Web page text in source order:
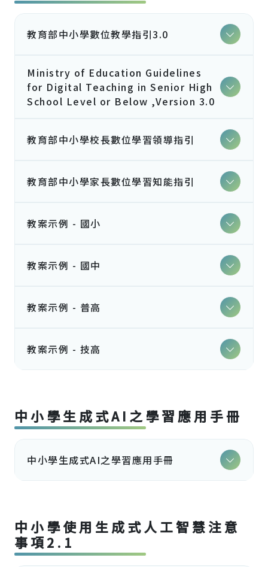
教育部中小學數位教學指引3.0
Ministry of Education Guidelines
for Digital Teaching in Senior High
School Level or Below ,Version 3.0
教育部中小學校長數位學習領導指引
教育部中小學家長數位學習知能指引
教案示例 - 國小
教案示例 - 國中
教案示例 - 普高
教案示例 - 技高
中小學生成式AI之學習應用手冊
中小學生成式AI之學習應用手冊
中小學使用生成式人工智慧注意
事項2.1